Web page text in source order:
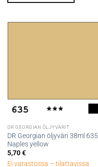
DR GEORGIAN ÖLJYVÄRIT
DR Georgian öljyväri 38ml 635
Naples yellow
5,70€
Ei varastossa – tilattavissa